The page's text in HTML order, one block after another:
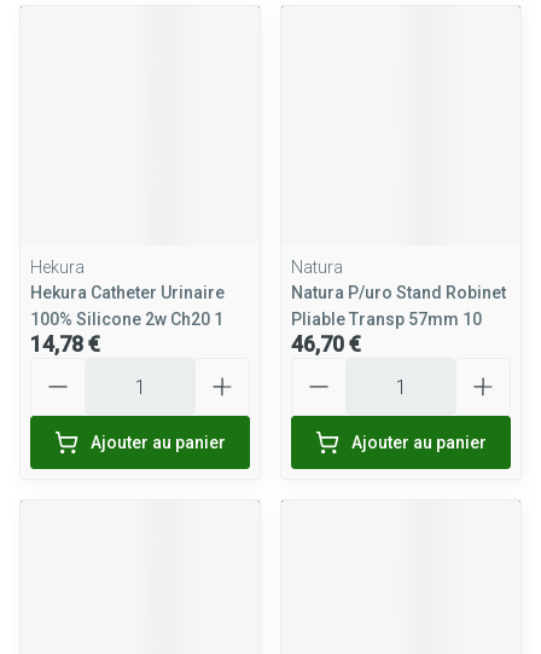
Hekura
Hekura Catheter Urinaire
100% Silicone 2w Ch20 1
14,78 €
Ajouter au panier
Natura
Natura P/uro Stand Robinet
Pliable Transp 57mm 10
46,70 €
Ajouter au panier